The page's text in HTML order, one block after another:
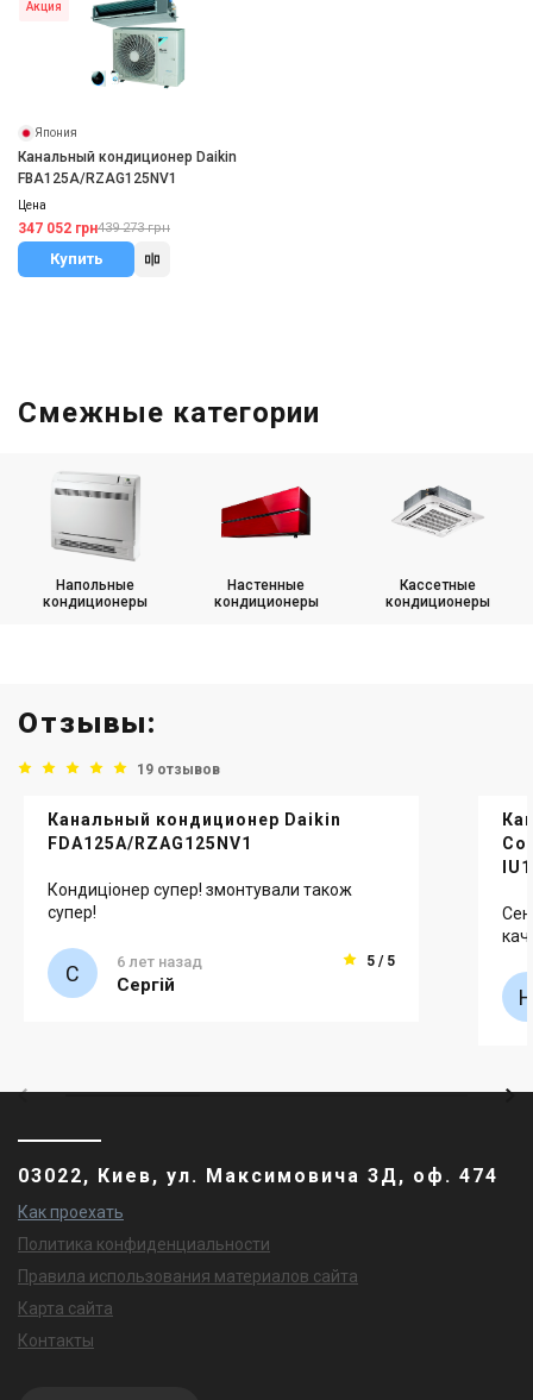
Акция
Япония
Канальный кондиционер Daikin
FBA125A/RZAG125NV1
Цена
347 052 грн439 273 грн
Купить
Смежные категории
Напольные
кондиционеры
Настенные
кондиционеры
Кассетные
кондиционеры
Отзывы:
19 отзывов
Канальный кондиционер Daikin
FDA125A/RZAG125NV1
Кондиціонер супер! змонтували також
супер!
6 лет назад
Сергій
5 / 5
03022, Киев, ул. Максимовича 3Д, оф. 474
Как проехать
Политика конфиденциальности
Правила использования материалов сайта
Карта сайта
Контакты